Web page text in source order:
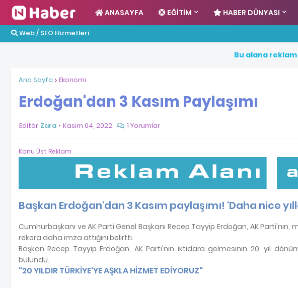
ANASAYFA EĞITIM HABER DÜNYASI
Web / SEO Hizmetleri
Bu alana reklam
Ana Sayfa Ekonomi
Erdoğan'dan 3 Kasım Paylaşımı
Editör Zara Kasım 04, 2022 1 Yorumlar
Konu Üst Reklam
Başkan Erdoğan'dan 3 Kasım paylaşımı! 'Daha nice
Cumhurbaşkanı ve AK Parti Genel Başkanı Recep Tayyip Erdoğan, AK
rekora daha imza attığını belirtti.
Başkan Recep Tayyip Erdoğan, AK Parti'nin iktidara gelmesinin 20. yıl
bulundu.
"20 YILDIR TÜRKİYE'YE AŞKLA HİZMET EDİYORUZ"